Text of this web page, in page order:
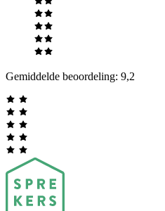
Gemiddelde beoordeling: 9,2